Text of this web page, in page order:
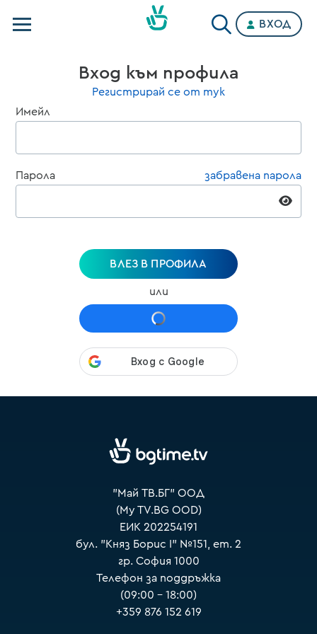
Категории
ВХОД
Вход към профила
Регистрирай се от тук
Имейл
Парола забравена парола
ВЛЕЗ В ПРОФИЛА
или
"Май ТВ.БГ" ООД
(My TV.BG OOD)
ЕИК 202254191
бул. "Княз Борис I" №151, ет. 2
гр. София 1000
Телефон за поддръжка
(09:00 – 18:00)
+359 876 152 619